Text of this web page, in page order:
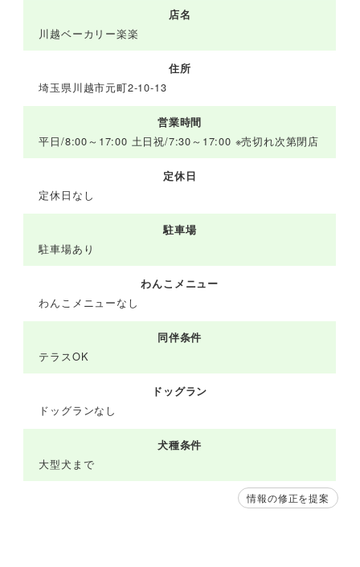
店名
川越ベーカリー楽楽
住所
埼玉県川越市元町2-10-13
営業時間
平日/8:00～17:00 土日祝/7:30～17:00 ※売切れ次第閉店
定休日
定休日なし
駐車場
駐車場あり
わんこメニュー
わんこメニューなし
同伴条件
テラスOK
ドッグラン
ドッグランなし
犬種条件
大型犬まで
情報の修正を提案